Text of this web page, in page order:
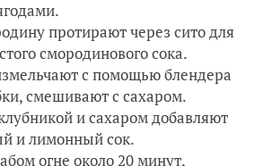
протирают через сито для
смородинового сока.
с помощью блендера
смешивают с сахаром.
и сахаром добавляют
и лимонный сок.
огне около 20 минут,